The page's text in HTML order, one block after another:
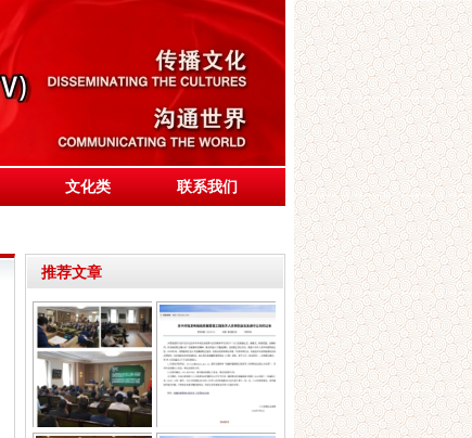
文化类 联系我们
推荐文章